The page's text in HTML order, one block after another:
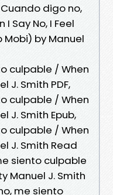
digo no,
Say No, I Feel
Mobi) by Manuel
culpable / When
J. Smith PDF,
culpable / When
J. Smith Epub,
culpable / When
J. Smith Read
siento culpable
Manuel J. Smith
me siento